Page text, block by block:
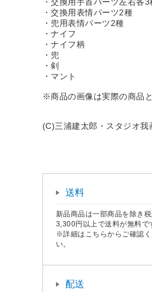
・交換用手首パーツ左右各3
・交換用表情パーツ2種
・兜用表情パーツ2種
・ナイフ
・ナイフ柄
・兜
・剣
・マント
※商品の画像は実際の商品
(C)三浦建太郎・スタジオ我
送料
新品商品は一部商品を除き税
3,300円以上で送料が無料で
※詳細はこちらからご確認く
い。
配送